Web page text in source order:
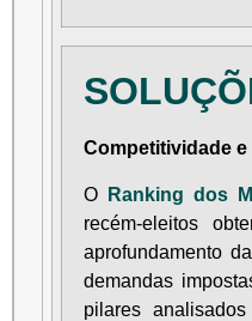
Competitividade
O Ranking dos
recém-eleitos
aprofundamento
demandas
pilares